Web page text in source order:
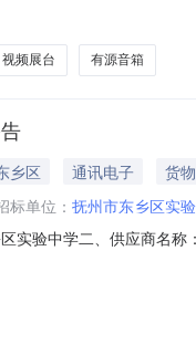
438室联系方式：
视频展台 有源音箱
乡区 通讯电子
货物
标单位： 抚州市东乡区实
实验中学二、供应商名
操作